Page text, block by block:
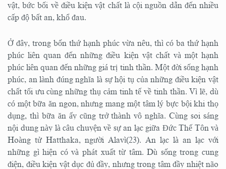
vật, bức bối về điều kiện vật chất là cội nguồn dẫn đến nhiều
cấp độ bất an, khổ đau.
Ở đây, trong bốn thứ hạnh phúc vừa nêu, thì có ba thứ hạnh
phúc liên quan đến những điều kiện vật chất và một hạnh
phúc liên quan đến những giá trị tinh thần. Một đời sống hạnh
phúc, an lành đúng nghĩa là sự hội tụ của những điều kiện vật
chất tối ưu cùng những thụ cảm tinh tế về tinh thần. Vì lẽ, dù
có một bữa ăn ngon, nhưng mang một tâm lý bực bội khi thọ
dụng, thì bữa ăn ấy cũng trở thành vô nghĩa. Cùng soi sáng
nội dung này là câu chuyện về sự an lạc giữa Đức Thế Tôn và
Hoàng tử Hatthaka, người Alavì(23). An lạc là an lạc với
những gì hiện có và phát xuất từ tâm. Dù sống trong cung
điện, điều kiện vật dục đủ đầy, nhưng trong tâm đầy nhiệt não